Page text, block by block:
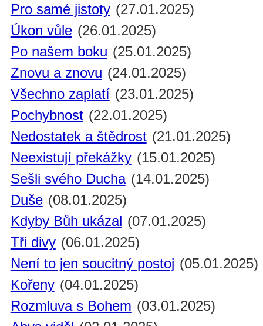
Pro samé jistoty (27.01.2025)
Úkon vůle (26.01.2025)
Po našem boku (25.01.2025)
Znovu a znovu (24.01.2025)
Všechno zaplatí (23.01.2025)
Pochybnost (22.01.2025)
Nedostatek a štědrost (21.01.2025)
Neexistují překážky (15.01.2025)
Sešli svého Ducha (14.01.2025)
Duše (08.01.2025)
Kdyby Bůh ukázal (07.01.2025)
Tři divy (06.01.2025)
Není to jen soucitný postoj (05.01.2025)
Kořeny (04.01.2025)
Rozmluva s Bohem (03.01.2025)